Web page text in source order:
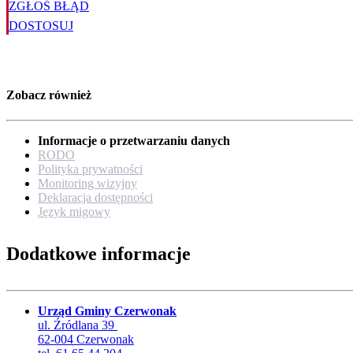
ZGŁOŚ BŁĄD
DOSTOSUJ
Zobacz również
Informacje o przetwarzaniu danych
RODO
Polityka prywatności
Monitoring wizyjny
Deklaracja dostępności
Język migowy
Dodatkowe informacje
Urząd Gminy Czerwonak
ul. Źródlana 39
62-004 Czerwonak